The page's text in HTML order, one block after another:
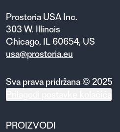
Prostoria USA Inc.
303 W. Illinois
Chicago, IL 60654, US
usa@prostoria.eu
Sva prava pridržana © 2025
PROIZVODI